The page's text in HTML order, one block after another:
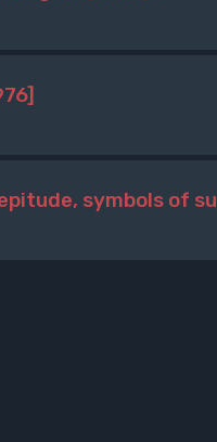
symbols of